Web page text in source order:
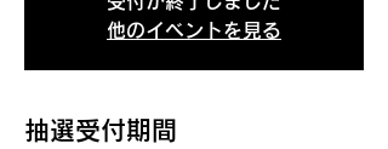
他のイベントを見る
抽選受付期間